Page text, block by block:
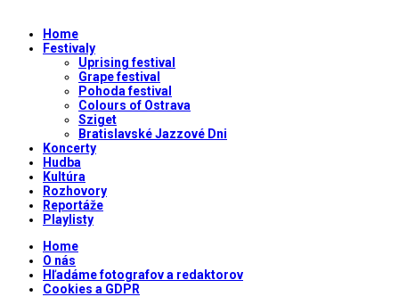
Home
Festivaly
Uprising festival
Grape festival
Pohoda festival
Colours of Ostrava
Sziget
Bratislavské Jazzové Dni
Koncerty
Hudba
Kultúra
Rozhovory
Reportáže
Playlisty
Home
O nás
Hľadáme fotografov a redaktorov
Cookies a GDPR